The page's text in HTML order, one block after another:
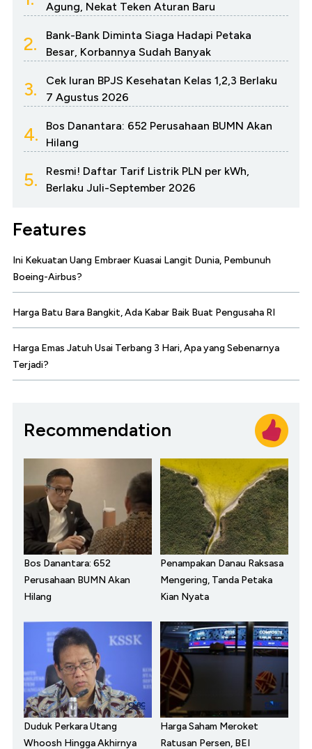
Agung, Nekat Teken Aturan Baru
2.
Bank-Bank Diminta Siaga Hadapi Petaka
Besar, Korbannya Sudah Banyak
3.
Cek Iuran BPJS Kesehatan Kelas 1,2,3 Berlaku
7 Agustus 2026
4.
Bos Danantara: 652 Perusahaan BUMN Akan
Hilang
5.
Resmi! Daftar Tarif Listrik PLN per kWh,
Berlaku Juli-September 2026
Features
Ini Kekuatan Uang Embraer Kuasai Langit Dunia, Pembunuh
Boeing-Airbus?
Harga Batu Bara Bangkit, Ada Kabar Baik Buat Pengusaha RI
Harga Emas Jatuh Usai Terbang 3 Hari, Apa yang Sebenarnya
Terjadi?
Recommendation
Bos Danantara: 652
Perusahaan BUMN Akan
Hilang
Penampakan Danau Raksasa
Mengering, Tanda Petaka
Kian Nyata
Duduk Perkara Utang
Whoosh Hingga Akhirnya
Harga Saham Meroket
Ratusan Persen, BEI